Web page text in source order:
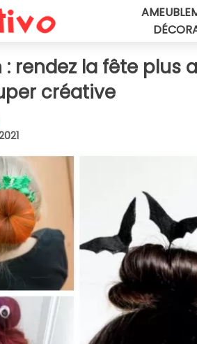
: rendez la fête plus
créative